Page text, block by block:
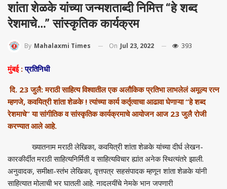
शांता शेळके यांच्या जन्मशताब्दी निमित्त “हे शब्द
रेशमाचे…” सांस्कृतिक कार्यक्रम
By Mahalaxmi Times On Jul 23, 2022 393
मुंबई:प्रतिनिधी
दि. 23 जुलै: मराठी साहित्य विश्वातील एक अलौकिक प्रतिभा लाभलेलं अमूल्य रत्न
म्हणजे,कवयित्री शांता शेळके ! त्यांच्या कार्य कर्तृत्वाचा आढावा घेणाऱ्या“हे शब्द
रेशमाचे”या सांगीतिक व सांस्कृतिक कार्यक्रमाचे आयोजन आज 23 जुलै रोजी
करण्यात आले आहे.
ख्यातनाम मराठी लेखिका,कवयित्री शांता शेळके यांच्या दीर्घ लेखन-
कारकीर्दीत मराठी साहित्यनिर्मिती व साहित्यविचार ह्यांत अनेक स्थित्यंतरे झाली.
अनुवादक,समीक्षा-स्तंभ लेखिका,वृत्तपत्र सहसंपादक म्हणून शांता शेळके यांनी
साहित्यात मोलाची भर घातली आहे. नादलयींचे नेमके भान जपणारी